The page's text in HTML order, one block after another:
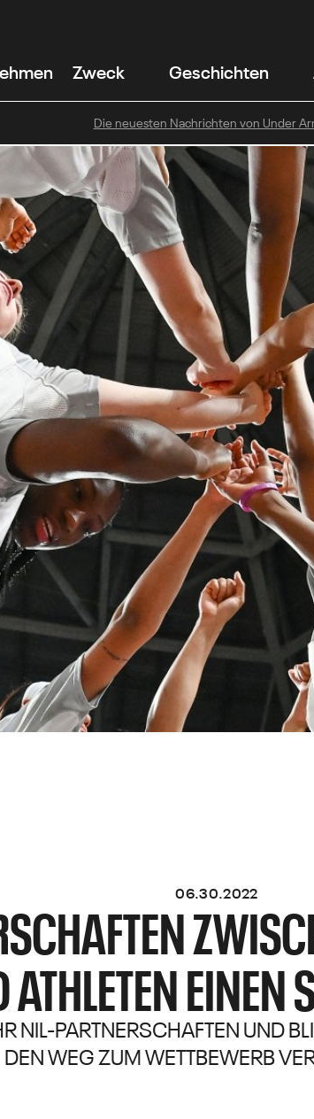
Zweck Geschichten
Die neuesten Nachrichten von Under
06.30.2022
ATHLETEN EINEN
NIL-PARTNERSCHAFTEN UND
DEN WEG ZUM WETTBEWERB